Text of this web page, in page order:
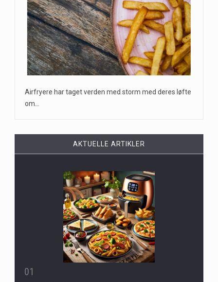
Airfryere har taget verden med storm med deres løfte
om…
AKTUELLE ARTIKLER
01